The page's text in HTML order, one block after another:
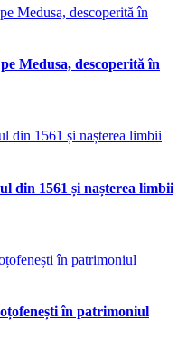
Medusa, descoperită în
din 1561 și nașterea limbii
în patrimoniul